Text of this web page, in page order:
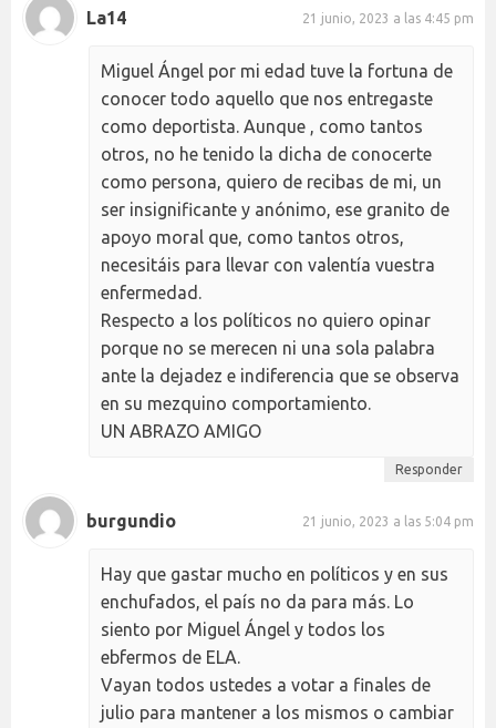
La14 21 junio, 2023 a las 4:45 pm
Miguel Ángel por mi edad tuve la fortuna de
conocer todo aquello que nos entregaste
como deportista. Aunque , como tantos
otros, no he tenido la dicha de conocerte
como persona, quiero de recibas de mi, un
ser insignificante y anónimo, ese granito de
apoyo moral que, como tantos otros,
necesitáis para llevar con valentía vuestra
enfermedad.
Respecto a los políticos no quiero opinar
porque no se merecen ni una sola palabra
ante la dejadez e indiferencia que se observa
en su mezquino comportamiento.
UN ABRAZO AMIGO
Responder
burgundio 21 junio, 2023 a las 5:04 pm
Hay que gastar mucho en políticos y en sus
enchufados, el país no da para más. Lo
siento por Miguel Ángel y todos los
ebfermos de ELA.
Vayan todos ustedes a votar a finales de
julio para mantener a los mismos o cambiar